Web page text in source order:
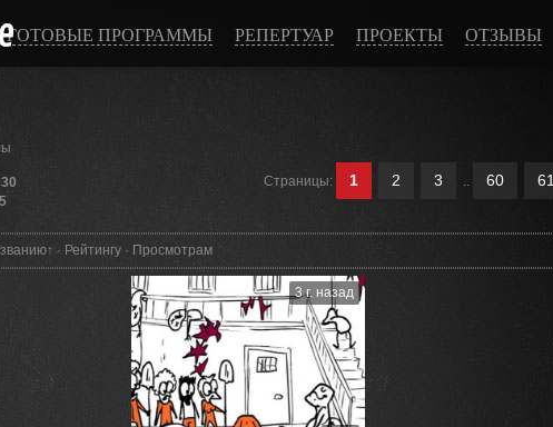
ГОТОВЫЕ ПРОГРАММЫ РЕПЕРТУАР ПРОЕКТЫ ОТЗЫВЫ
Страницы: 1 2 3 .. 60 61
↑ · Рейтингу · Просмотрам
3 г. назад